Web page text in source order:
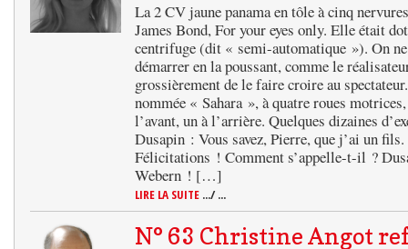
La 2 CV jaune panama en tôle à cinq
James Bond, For your eyes only. Elle était
centrifuge (dit « semi-automatique »). On
démarrer en la poussant, comme le
grossièrement de le faire croire au
nommée « Sahara », à quatre roues
l’avant, un à l’arrière. Quelques dizaines
Dusapin : Vous savez, Pierre, que j’ai un
Félicitations ! Comment s’appelle-t-il ?
Webern ! […]
LIRE LA SUITE .../ ...
N° 63 Christine Angot